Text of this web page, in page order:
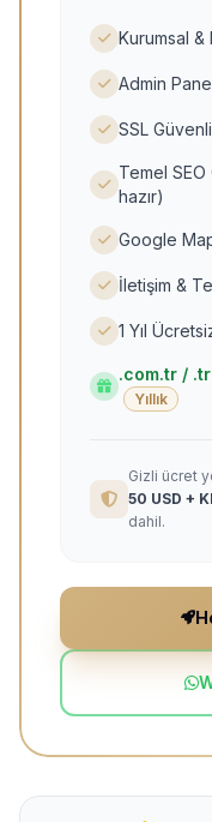
Kurumsal
Admin
SSL
Temel
hazır)
Google
İletişim &
1 Yıl
.com.tr /
Yıllık
Gizli ücret
50 USD +
dahil.